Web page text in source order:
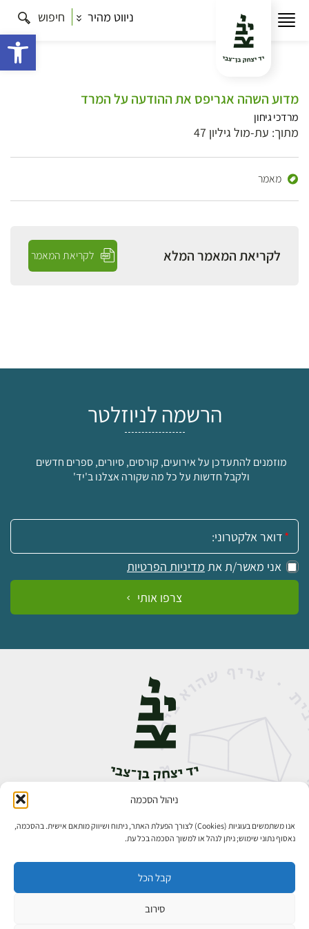
ניהול הסכמה
אנו משתמשים בעוגיות (Cookies) לצורך הפעלת האתר, ניתוח ושיווק מותאם אישית. בהסכמה,
נאסוף נתוני שימוש; ניתן לנהל או למשוך הסכמה בכל עת.
קבל הכל
סירוב
ניווט מהיר חיפוש
מדוע השהה אגריפס את ההודעה על המרד
מרדכי גיחון
מתוך: עת-מול גיליון 47
מאמר
לקריאת המאמר המלא לקריאת המאמר
הרשמה לניוזלטר
מוזמנים להתעדכן על אירועים, קורסים, סיורים, ספרים חדשים
ולקבל חדשות על כל מה שקורה אצלנו ב'יד'
אימייל:
אני מאשר/ת את מדיניות הפרטיות
צרפו אותי
אבן גבירול 14, רחביה, ירושלים